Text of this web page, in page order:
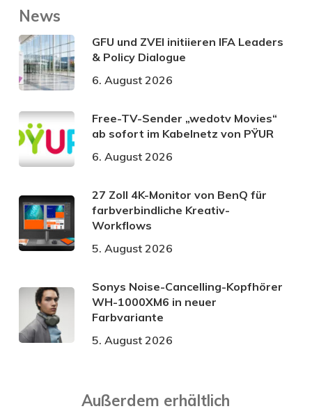
News
GFU und ZVEI initiieren IFA Leaders
& Policy Dialogue
6. August 2026
Free-TV-Sender „wedotv Movies“
ab sofort im Kabelnetz von PŸUR
6. August 2026
27 Zoll 4K-Monitor von BenQ für
farbverbindliche Kreativ-
Workflows
5. August 2026
Sonys Noise-Cancelling-Kopfhörer
WH-1000XM6 in neuer
Farbvariante
5. August 2026
Außerdem erhältlich